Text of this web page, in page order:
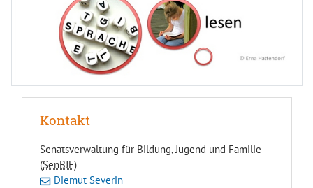
Kontakt
Senatsverwaltung für Bildung, Jugend und Familie
(SenBJF)
Diemut Severin